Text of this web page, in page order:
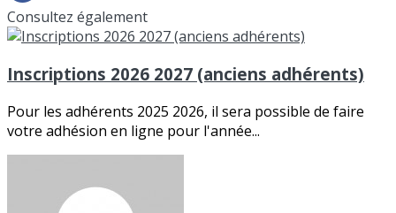
Consultez également
Inscriptions 2026 2027 (anciens adhérents)
Pour les adhérents 2025 2026, il sera possible de faire
votre adhésion en ligne pour l'année...